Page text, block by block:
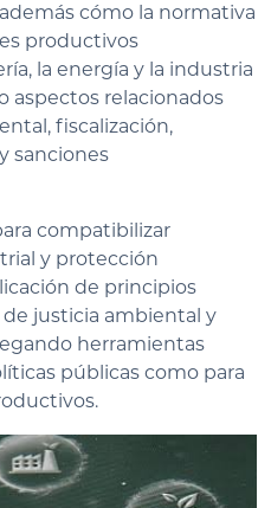
cómo la normativa
productivos
la energía y la industria
aspectos relacionados
fiscalización,
sanciones
compatibilizar
y protección
de principios
justicia ambiental y
herramientas
públicas como para